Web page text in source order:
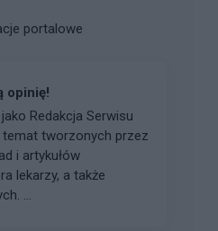
portalowe
opinię!
Redakcja Serwisu
tworzonych przez
i artykułów
lekarzy, a także
...